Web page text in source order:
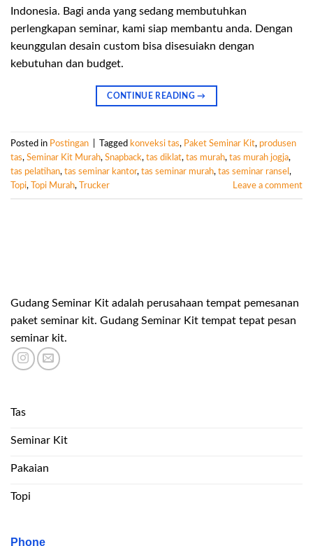
Indonesia. Bagi anda yang sedang membutuhkan
perlengkapan seminar, kami siap membantu anda. Dengan
keunggulan desain custom bisa disesuiakn dengan
kebutuhan dan budget.
CONTINUE READING→
Posted in Postingan Tagged konveksi tas, Paket Seminar Kit, produsen
tas, Seminar Kit Murah, Snapback, tas diklat, tas murah, tas murah jogja,
tas pelatihan, tas seminar kantor, tas seminar murah, tas seminar ransel ,
Topi, Topi Murah, Trucker Leave a comment
Gudang Seminar Kit adalah perusahaan tempat pemesanan
paket seminar kit. Gudang Seminar Kit tempat tepat pesan
seminar kit.
Tas
Seminar Kit
Pakaian
Topi
Phone